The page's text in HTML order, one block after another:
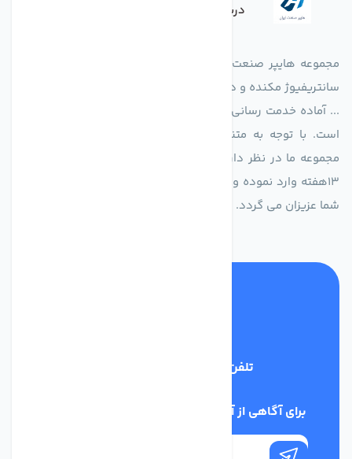
درباره فروشگاه
مجموعه هایپر صنعت ایران در امر تولید و واردات انواع فن های
سانتریفیوژ مکنده و دمنده آکسیال، سقفی، بین کانالی، مرغداری و
... آماده خدمت رسانی به شرکت های تولیدی، صنعتی و ساختمانی
است. با توجه به متنوع بودن فن های تولیدی کمپانی اروپایی
مجموعه ما در نظر دارد کالاهای تخصصی شما عزیزان رو در صرف
13هفته وارد نموده و این عمر باعث صرفه جویی در هزینه و زمان
شما عزیزان می گردد.
تلفن پشتیبانی
برای آگاهی از آخرین اخبار در خبرنامه ما عضو شوید